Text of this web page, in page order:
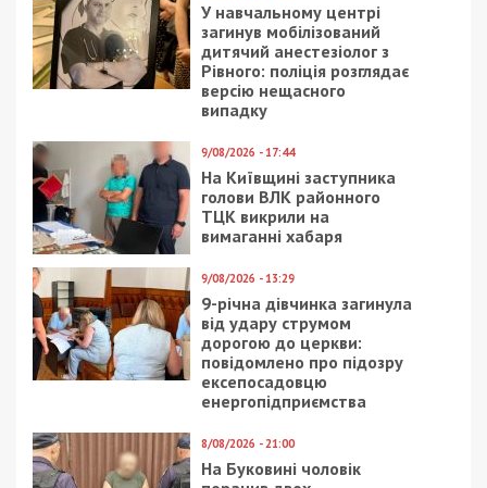
У навчальному центрі
загинув мобілізований
дитячий анестезіолог з
Рівного: поліція розглядає
версію нещасного
випадку
9/08/2026 - 17:44
На Київщині заступника
голови ВЛК районного
ТЦК викрили на
вимаганні хабаря
9/08/2026 - 13:29
9-річна дівчинка загинула
від удару струмом
дорогою до церкви:
повідомлено про підозру
ексепосадовцю
енергопідприємства
8/08/2026 - 21:00
На Буковині чоловік